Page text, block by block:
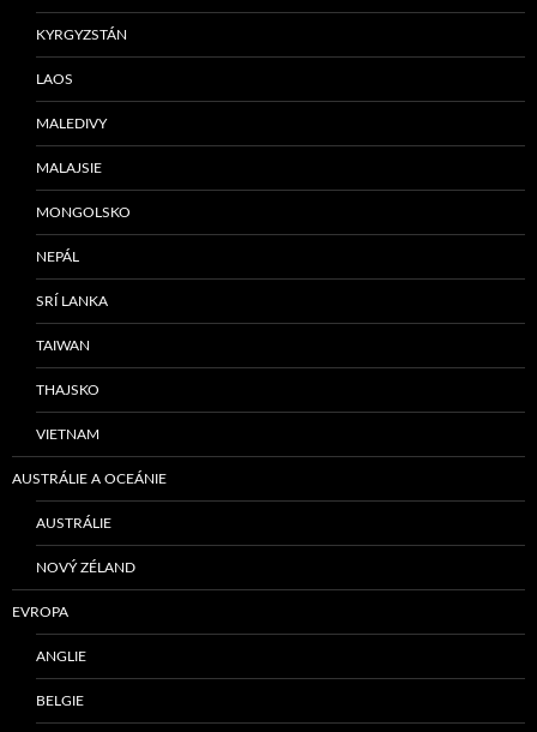
KYRGYZSTÁN
LAOS
MALEDIVY
MALAJSIE
MONGOLSKO
NEPÁL
SRÍ LANKA
TAIWAN
THAJSKO
VIETNAM
AUSTRÁLIE A OCEÁNIE
AUSTRÁLIE
NOVÝ ZÉLAND
EVROPA
ANGLIE
BELGIE